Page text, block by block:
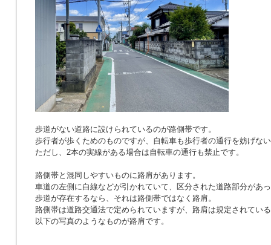
歩道がない道路に設けられているのが路側帯です。
歩行者が歩くためのものですが、自転車も歩行者の通行を妨げな
ただし、2本の実線がある場合は自転車の通行も禁止です。
路側帯と混同しやすいものに路肩があります。
車道の左側に白線などが引かれていて、区分された道路部分があ
歩道が存在するなら、それは路側帯ではなく路肩。
路側帯は道路交通法で定められていますが、路肩は規定されてい
以下の写真のようなものが路肩です。